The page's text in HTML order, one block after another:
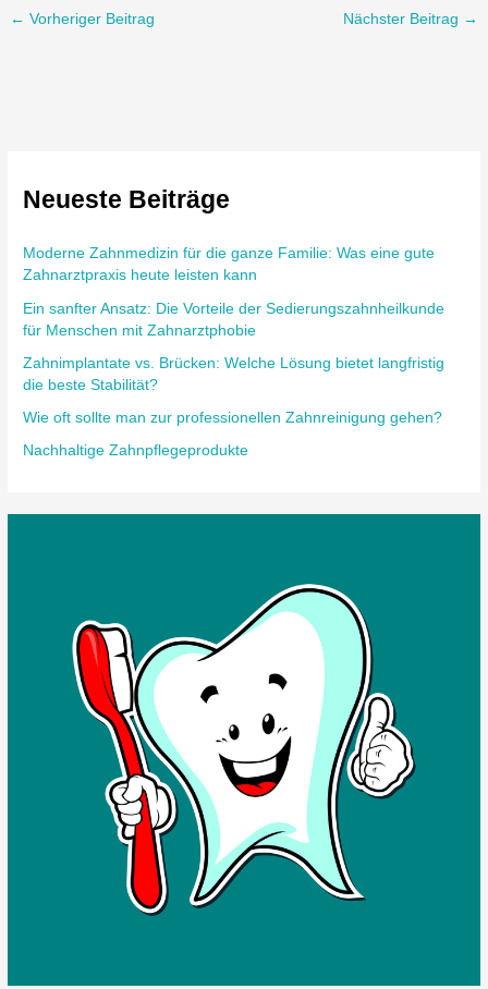
← Vorheriger Beitrag Nächster Beitrag →
Neueste Beiträge
Moderne Zahnmedizin für die ganze Familie: Was eine gute
Zahnarztpraxis heute leisten kann
Ein sanfter Ansatz: Die Vorteile der Sedierungszahnheilkunde
für Menschen mit Zahnarztphobie
Zahnimplantate vs. Brücken: Welche Lösung bietet langfristig
die beste Stabilität?
Wie oft sollte man zur professionellen Zahnreinigung gehen?
Nachhaltige Zahnpflegeprodukte